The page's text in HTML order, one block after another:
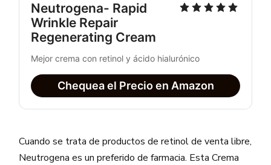
Neutrogena- Rapid
Wrinkle Repair
Regenerating Cream
Mejor crema con retinol y ácido hialurónico
Chequea el Precio en Amazon
Cuando se trata de productos de retinol de venta libre,
Neutrogena es un preferido de farmacia. Esta Crema